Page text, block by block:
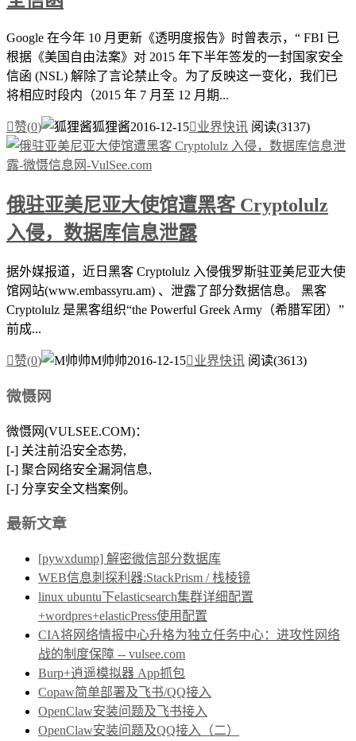
Google 在今年 10 月更新《透明度报告》时曾表示，“ FBI 已
根据《美国自由法案》对 2015 年下半年签发的一封国家安全
信函 (NSL) 解除了言论禁止令。为了反映这一变化，我们已
将相应时段内（2015 年 7 月至 12 月期...
赞(0) 狐狸酱2016-12-15业界快讯 阅读(3137)
俄驻亚美尼亚大使馆遭黑客 Cryptolulz
入侵，数据库信息泄露
据外媒报道，近日黑客 Cryptolulz 入侵俄罗斯驻亚美尼亚大使
馆网站(www.embassyru.am) 、泄露了部分数据信息。 黑客
Cryptolulz 是黑客组织“the Powerful Greek Army（希腊军团）”
前成...
赞(0) M帅帅2016-12-15业界快讯 阅读(3613)
微慑网
微慑网(VULSEE.COM)：
[-] 关注前沿安全态势,
[-] 聚合网络安全漏洞信息,
[-] 分享安全文档案例。
最新文章
[pywxdump] 解密微信部分数据库
WEB信息刺探利器:StackPrism / 栈棱镜
linux ubuntu下elasticsearch集群详细配置
+wordpres+elasticPress使用配置
CIA将网络情报中心升格为独立任务中心：进攻性网络
战的制度保障 -- vulsee.com
Burp+逍遥模拟器 App抓包
Copaw简单部署及飞书/QQ接入
OpenClaw安装问题及飞书接入
OpenClaw安装问题及QQ接入（二）